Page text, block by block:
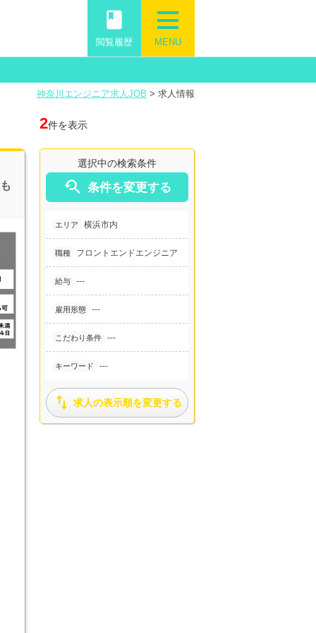
MENU
book
閲覧履歴
神奈川エンジニア求人JOB > 求人情報
2件を表示
選択中の検索条件
 条件を変更する
エリア 横浜市内
職種 フロントエンドエンジニア
給与 ---
雇用形態 ---
こだわり条件 ---
キーワード ---
 求人の表示順を変更する